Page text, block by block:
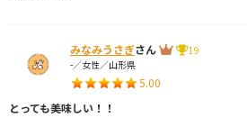
みなみうさぎさん
19
-／女性／山形県
5.00
とっても美味しい！！